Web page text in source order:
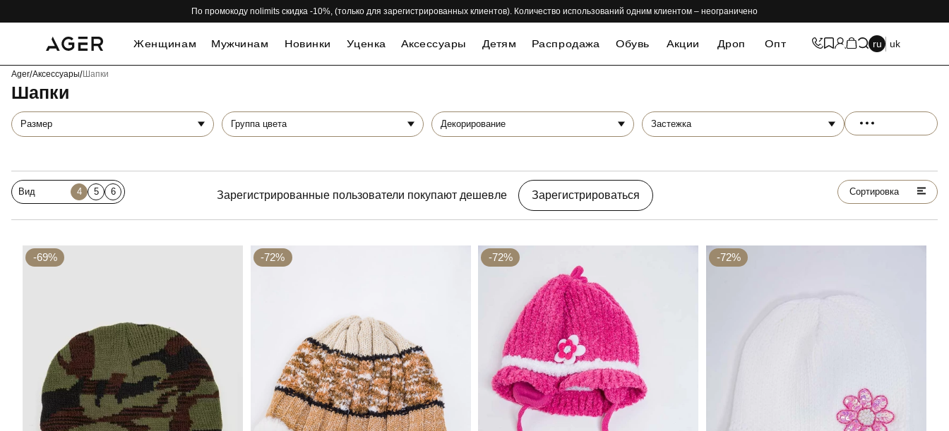
По промокоду nolimits скидка -10%, (только для зарегистрированных клиентов). Количество использований одним клиентом – неограничено
Женщинам Мужчинам Новинки Уценка Аксессуары Детям Распродажа Обувь Акции Дроп Опт ru uk
Ager/Аксессуары/Шапки
Шапки
Размер Группа цвета Декорирование Застежка
Вид 4 5 6 Зарегистрированные пользователи покупают дешевле Зарегистрироваться Сортировка
-69% -72% -72% -72%